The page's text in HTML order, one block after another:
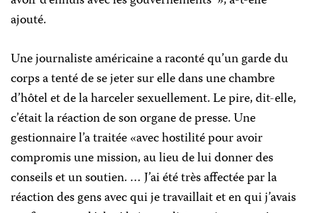
ajouté.
Une journaliste américaine a raconté qu’un garde du
corps a tenté de se jeter sur elle dans une chambre
d’hôtel et de la harceler sexuellement. Le pire, dit-elle,
c’était la réaction de son organe de presse. Une
gestionnaire l’a traitée «avec hostilité pour avoir
compromis une mission, au lieu de lui donner des
conseils et un soutien. … J’ai été très affectée par la
réaction des gens avec qui je travaillait et en qui j’avais